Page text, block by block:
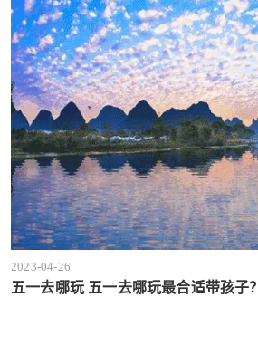
2023-04-26
五一去哪玩 五一去哪玩最合适带孩子？